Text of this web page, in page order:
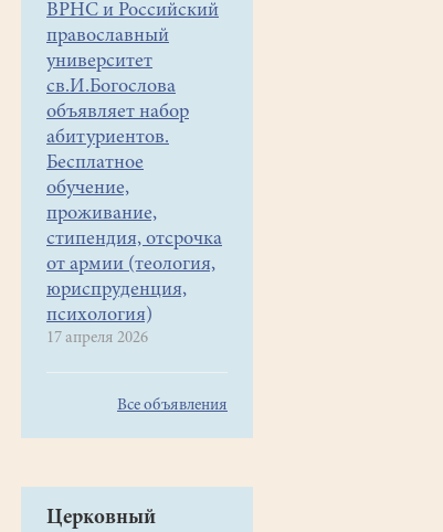
ВРНС и Российский
православный
университет
св.И.Богослова
объявляет набор
абитуриентов.
Бесплатное
обучение,
проживание,
стипендия, отсрочка
от армии (теология,
юриспруденция,
психология)
17 апреля 2026
Все объявления
Церковный